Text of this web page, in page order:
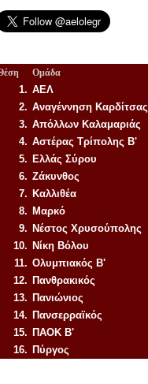
Ομάδα
1. ΑΕΛ
2. Αναγέννηση Καρδίτσας
3. Απόλλων Καλαμαριάς
4. Αστέρας Τρίπολης Β'
5. Ελλάς Σύρου
6. Ζάκυνθος
7. Καλλιθέα
8. Μαρκό
9. Νέστος Χρυσούπολης
10. Νίκη Βόλου
11. Ολυμπιακός Β'
12. Πανθρακικός
13. Πανιώνιος
14. Πανσερραϊκός
15. ΠΑΟΚ Β'
16. Πύργος